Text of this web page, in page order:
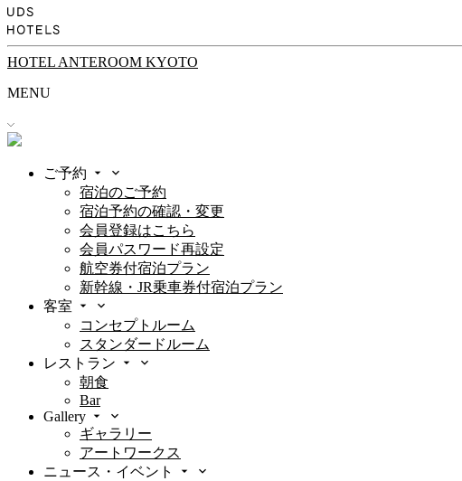
HOTEL ANTEROOM KYOTO
MENU
ご予約
宿泊のご予約
宿泊予約の確認・変更
会員登録はこちら
会員パスワード再設定
航空券付宿泊プラン
新幹線・JR乗車券付宿泊プラン
客室
コンセプトルーム
スタンダードルーム
レストラン
朝食
Bar
Gallery
ギャラリー
アートワークス
ニュース・イベント